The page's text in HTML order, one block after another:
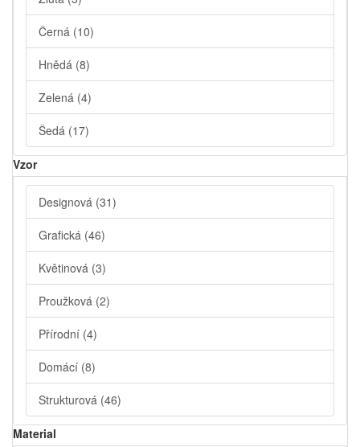
Černá (10)
Hnědá (8)
Zelená (4)
Šedá (17)
Vzor
Designová (31)
Grafická (46)
Květinová (3)
Proužková (2)
Přírodní (4)
Domácí (8)
Strukturová (46)
Material